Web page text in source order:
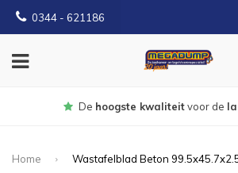
0344 - 621186
Gratisbezorgd vanaf €
Home
Wastafelblad Beton